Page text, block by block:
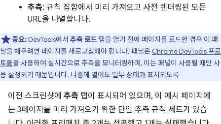
추측: 규칙 집합에서 미리 가져오고 사전 렌더링된 모든
URL을 나열합니다.
중요:DevTools에서 추측 로드 탭을 열기 전에 페이지를 로드한 경우 이 패
널을 채우려면 페이지를 새로고침해야 합니다. 패널은 Chrome DevTools 프로
토콜을 사용하여 실시간으로 추측을 모니터링하며, 이는 패널이 사용될 때만 사
용 설정되기 때문입니다. 나중에 열어도 일부 상태가 표시되도록
이전 스크린샷에 추측 탭이 표시되어 있으며, 이 예시 페이지에
는 3페이지를 미리 가져오기 위한 단일 추측 규칙 세트가 있습